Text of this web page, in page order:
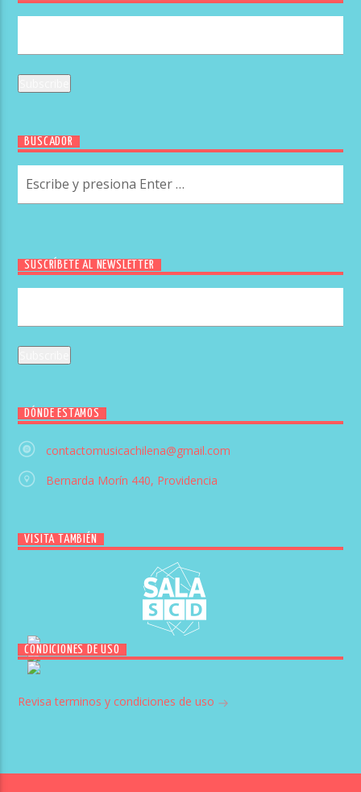
BUSCADOR
SUSCRÍBETE AL NEWSLETTER
DÓNDE ESTAMOS
contactomusicachilena@gmail.com
Bernarda Morín 440, Providencia
VISITA TAMBIÉN
CONDICIONES DE USO
Revisa terminos y condiciones de uso